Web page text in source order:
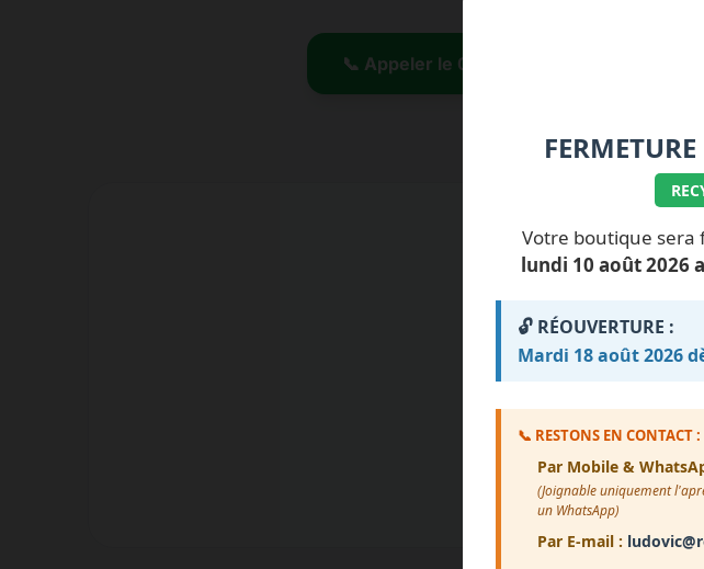
📞 Appeler le 01.77.99.07.92 /
ILS NOUS
Votre boutique sera
lundi 10 août 2026
🔓 RÉOUVERTURE :
Mardi 18 août 2026
📞 RESTONS EN CONTACT :
Par Mobile &
(Joignable uniquement
un WhatsApp)
Par E-mail :